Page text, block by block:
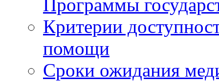
Программы
Критерии
помощи
Сроки ожидания